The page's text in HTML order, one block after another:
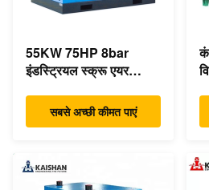
55KW 75HP 8bar
इंडस्ट्रियल स्क्रू एयर
एसिंक्रोनस डायरेक्ट ड्राइव
सबसे अच्छी कीमत पाएं